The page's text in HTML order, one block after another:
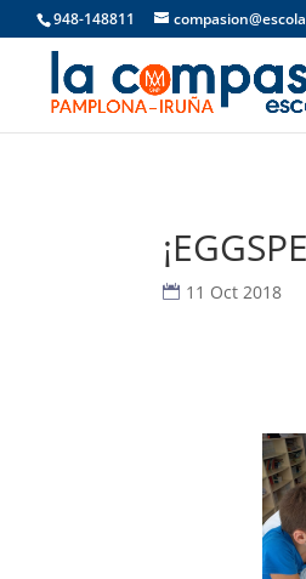
948-148811
11 Oct 2018